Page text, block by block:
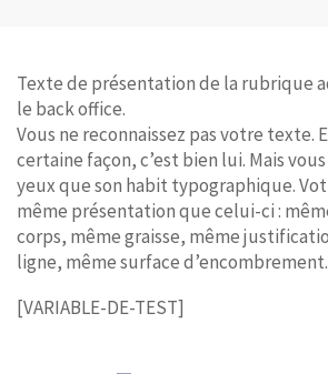
PRETS ET SERVICES
RECHERCHER
CONTACT
Texte de présentation de la rubrique
le back office.
Vous ne reconnaissez pas votre texte.
certaine façon, c’est bien lui. Mais vous
yeux que son habit typographique.
même présentation que celui-ci :
corps, même graisse, même
ligne, même surface
[VARIABLE-DE-TEST]